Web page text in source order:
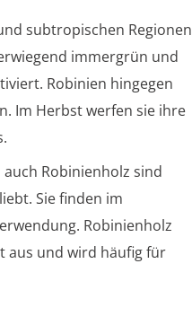
subtropischen Regionen
immergrün und
Robinien hingegen
Im Herbst werfen sie ihre
auch Robinienholz sind
Sie finden im
Robinienholz
aus und wird häufig für